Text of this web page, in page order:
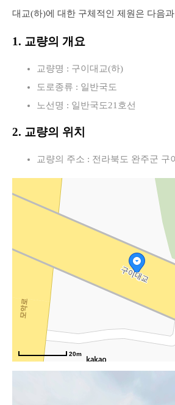
대교(하)에 대한 구체적인 제원은 다음
1. 교량의 개요
교량명 : 구이대교(하)
도로종류 : 일반국도
노선명 : 일반국도21호선
2. 교량의 위치
교량의 주소 : 전라북도 완주군 구
20m